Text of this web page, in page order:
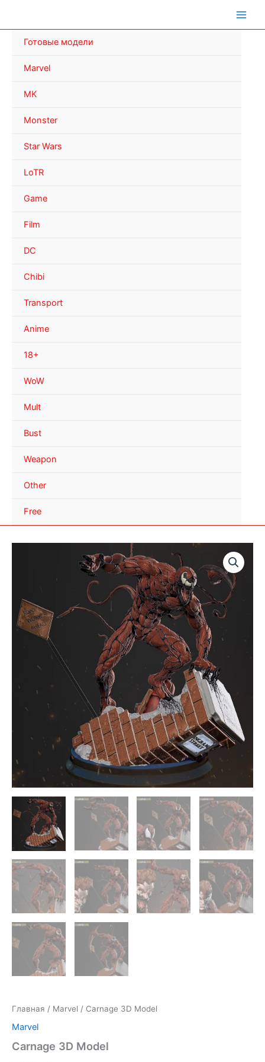
Готовые модели
Marvel
MK
Monster
Star Wars
LoTR
Game
Film
DC
Chibi
Transport
Anime
18+
WoW
Mult
Bust
Weapon
Other
Free
Главная / Marvel / Carnage 3D Model
Marvel
Carnage 3D Model